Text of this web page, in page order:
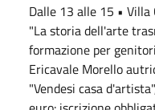
Dalle 13 alle 15 •
"La storia dell'arte
formazione per
Ericavale Morello
"Vendesi casa